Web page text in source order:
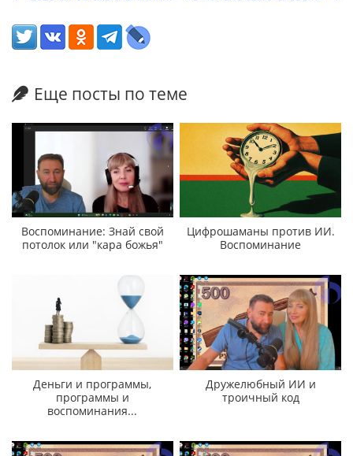
Еще посты по теме
Воспоминание: Знай свой
потолок или "кара божья"
Цифрошаманы против ИИ.
Воспоминание
Деньги и программы,
программы и
воспоминания...
Дружелюбный ИИ и
троичный код